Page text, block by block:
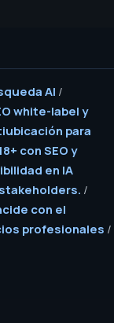
AI /
white-label y
para
con SEO y
en IA
/
con el
profesionales /